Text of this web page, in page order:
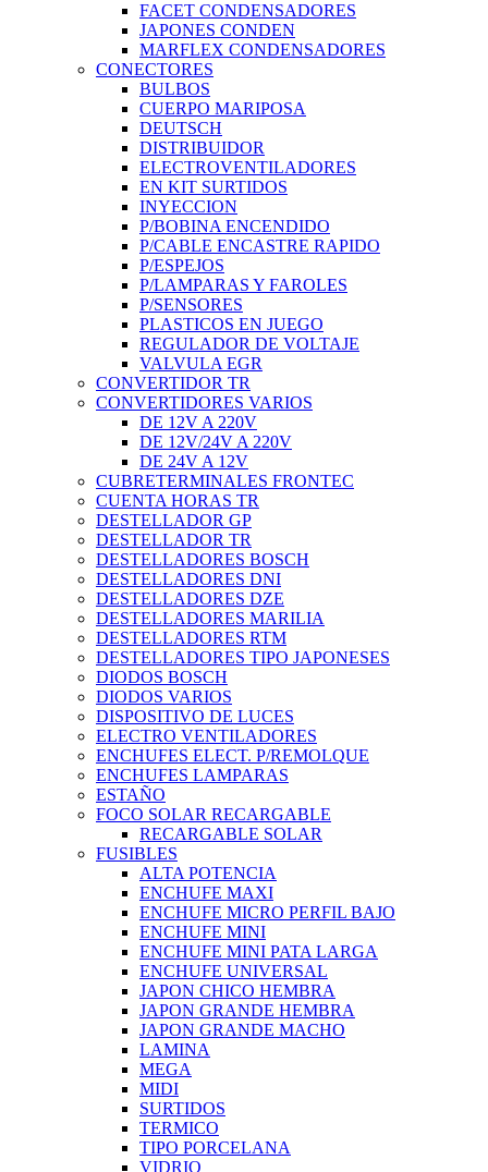
FACET CONDENSADORES
JAPONES CONDEN
MARFLEX CONDENSADORES
CONECTORES
BULBOS
CUERPO MARIPOSA
DEUTSCH
DISTRIBUIDOR
ELECTROVENTILADORES
EN KIT SURTIDOS
INYECCION
P/BOBINA ENCENDIDO
P/CABLE ENCASTRE RAPIDO
P/ESPEJOS
P/LAMPARAS Y FAROLES
P/SENSORES
PLASTICOS EN JUEGO
REGULADOR DE VOLTAJE
VALVULA EGR
CONVERTIDOR TR
CONVERTIDORES VARIOS
DE 12V A 220V
DE 12V/24V A 220V
DE 24V A 12V
CUBRETERMINALES FRONTEC
CUENTA HORAS TR
DESTELLADOR GP
DESTELLADOR TR
DESTELLADORES BOSCH
DESTELLADORES DNI
DESTELLADORES DZE
DESTELLADORES MARILIA
DESTELLADORES RTM
DESTELLADORES TIPO JAPONESES
DIODOS BOSCH
DIODOS VARIOS
DISPOSITIVO DE LUCES
ELECTRO VENTILADORES
ENCHUFES ELECT. P/REMOLQUE
ENCHUFES LAMPARAS
ESTAÑO
FOCO SOLAR RECARGABLE
RECARGABLE SOLAR
FUSIBLES
ALTA POTENCIA
ENCHUFE MAXI
ENCHUFE MICRO PERFIL BAJO
ENCHUFE MINI
ENCHUFE MINI PATA LARGA
ENCHUFE UNIVERSAL
JAPON CHICO HEMBRA
JAPON GRANDE HEMBRA
JAPON GRANDE MACHO
LAMINA
MEGA
MIDI
SURTIDOS
TERMICO
TIPO PORCELANA
VIDRIO